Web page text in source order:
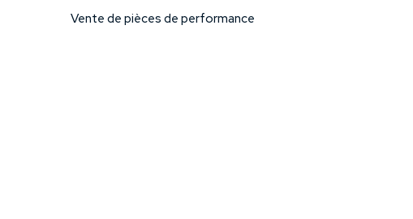
Vente de pièces de performance